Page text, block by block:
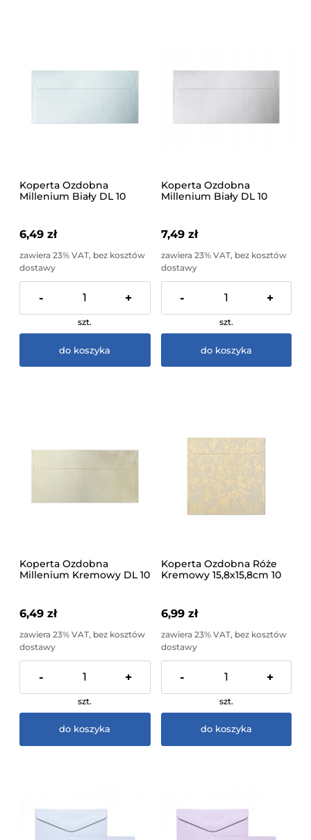
Koperta Ozdobna
Millenium Biały DL 10
6,49 zł
zawiera 23% VAT, bez kosztów
dostawy
- +
szt.
do koszyka
Koperta Ozdobna
Millenium Biały DL 10
7,49 zł
zawiera 23% VAT, bez kosztów
dostawy
- +
szt.
do koszyka
Koperta Ozdobna
Millenium Kremowy DL 10
6,49 zł
zawiera 23% VAT, bez kosztów
dostawy
- +
szt.
do koszyka
Koperta Ozdobna Róże
Kremowy 15,8x15,8cm 10
6,99 zł
zawiera 23% VAT, bez kosztów
dostawy
- +
szt.
do koszyka